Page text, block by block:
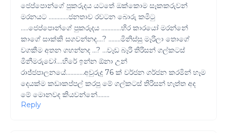
ජෙප්පොන්ගේ පුකරුදය යටතේ ඔක්කොම සෑකකරුවන්
මරනයට .............ජනතාව රවටන බොරු කමිටු
.....ජෙප්පොන්ගේ පුකරුදය .............හිර කාරයෝ මරන්නේ
කාගේ සාක්කි සගවන්නද....? ........මිනිස්සු මෑරිලා තොගේ
වගකීම අතන ගහන්නද ...? ...වෑඩ බෑරි තිරිසන් ගල්කටස්
මිනීමරුවෝ....හිරේ ඉන්න ඕනා උන්
රාජ්ජපාලනයේ............අවුරුදු 76 ක් වර්ජන ගර්ජන කරමින් හෑම
දෙයක්ම කඩාකප්පල් කරපු මේ ගල්කටස් තිරිසන් හෑත්ත අද
මේ මොනවද කියවන්නේ........
Reply